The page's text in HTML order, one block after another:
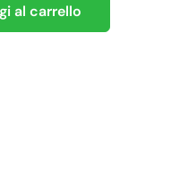
al carrello